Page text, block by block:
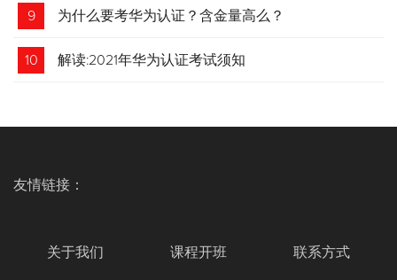
9 为什么要考华为认证？含金量高么？
10 解读:2021年华为认证考试须知
友情链接：
关于我们 课程开班 联系方式